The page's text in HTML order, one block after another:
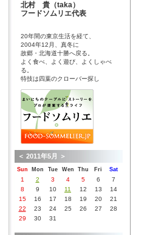
北村 貴（taka）
フードソムリエ代表
20年間の東京生活を経て、
2004年12月、真冬に
故郷・北海道十勝へ戻る。
よく食べ、よく遊び、よくしゃべ
る。
特技は四葉のクローバー探し
＜ 2011年5月 ＞
Sun Mon Tue Wen Thu Fri Sat
1 2 3 4 5 6
7
8
9 10 11 12 13
14
15
16 17 18 19 20
21
22
23 24 25 26 27
28
29
30 31